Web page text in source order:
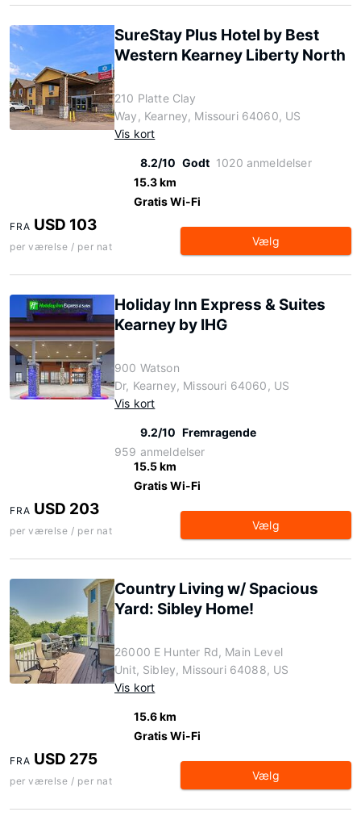
SureStay Plus Hotel by Best
Western Kearney Liberty North
210 Platte Clay
Way, Kearney, Missouri 64060, US
Vis kort
8.2/10 Godt 1020 anmeldelser
15.3 km
Gratis Wi-Fi
FRA USD 103
per værelse / per nat Vælg
Holiday Inn Express & Suites
Kearney by IHG
900 Watson
Dr, Kearney, Missouri 64060, US
Vis kort
9.2/10 Fremragende
959 anmeldelser
15.5 km
Gratis Wi-Fi
FRA USD 203
per værelse / per nat Vælg
Country Living w/ Spacious
Yard: Sibley Home!
26000 E Hunter Rd, Main Level
Unit, Sibley, Missouri 64088, US
Vis kort
15.6 km
Gratis Wi-Fi
FRA USD 275
per værelse / per nat Vælg